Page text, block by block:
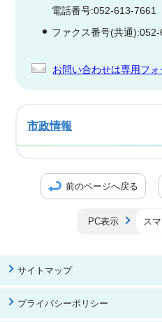
電話番号:052-613-
ファクス番号(共通
お問い合わせは専用フォ
市政情報
前のページへ戻る
PC表示 ス
サイトマップ
プライバシーポリシー